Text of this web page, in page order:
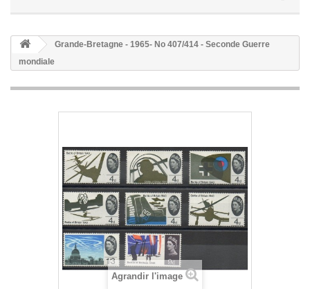
Grande-Bretagne - 1965- No 407/414 - Seconde Guerre
mondiale
Agrandir l'image